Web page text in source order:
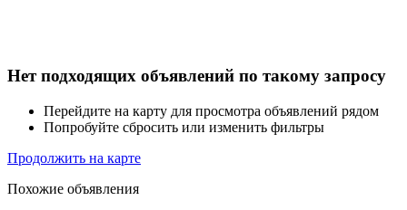
Нет подходящих объявлений по такому запросу
Перейдите на карту для просмотра объявлений рядом
Попробуйте сбросить или изменить фильтры
Продолжить на карте
Похожие объявления